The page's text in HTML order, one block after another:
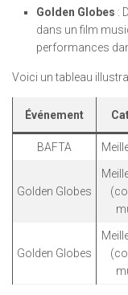
Golden Globes :
dans un film
performances
Voici un tableau
Événement
BAFTA
Golden Globes
Golden Globes